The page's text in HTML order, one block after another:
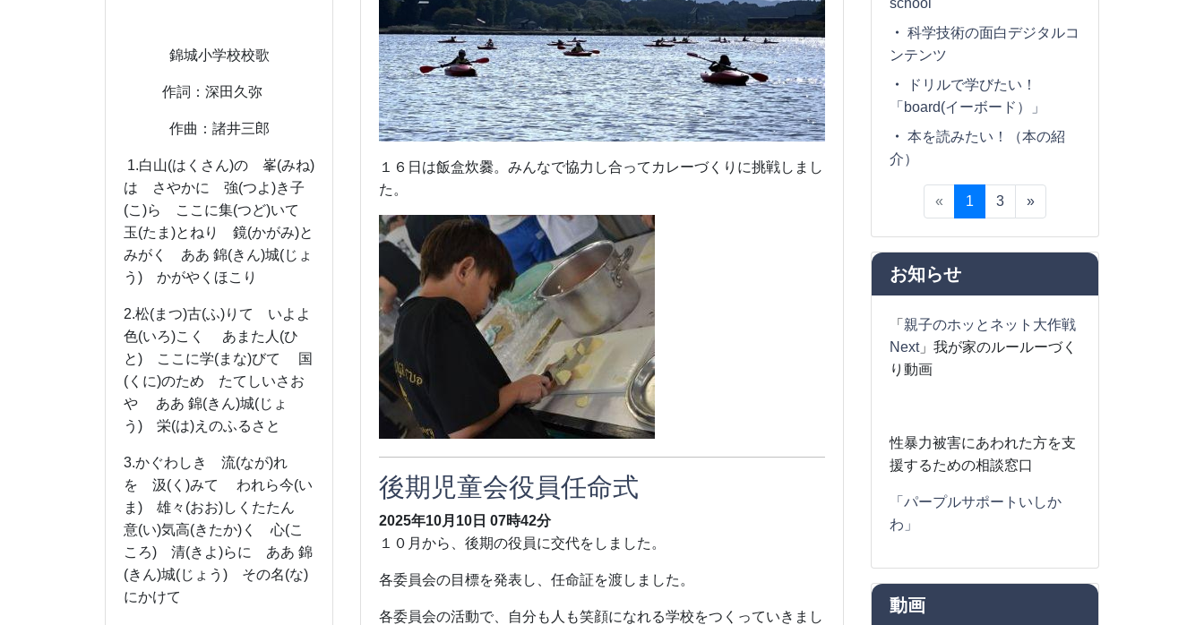
錦城小学校校歌
作詞：深田久弥
作曲：諸井三郎
1.白山(はくさん)の 峯(みね)
は さやかに 強(つよ)き子
(こ)ら ここに集(つど)いて
玉(たま)とねり 鏡(かがみ)と
みがく ああ 錦(きん)城(じょ
う) かがやくほこり
2.松(まつ)古(ふ)りて いよよ
色(いろ)こく あまた人(ひ
と) ここに学(まな)びて 国
(くに)のため たてしいさお
や ああ 錦(きん)城(じょ
う) 栄(は)えのふるさと
3.かぐわしき 流(なが)れ
を 汲(く)みて われら今(い
ま) 雄々(おお)しくたたん
意(い)気高(きたか)く 心(こ
ころ) 清(きよ)らに ああ 錦
(きん)城(じょう) その名(な)
にかけて
１６日は飯盒炊爨。みんなで協力し合ってカレーづくりに挑戦しまし
た。
後期児童会役員任命式
2025年10月10日 07時42分
１０月から、後期の役員に交代をしました。
各委員会の目標を発表し、任命証を渡しました。
各委員会の活動で、自分も人も笑顔になれる学校をつくっていきまし
科学技術の面白デジタルコ
ンテンツ
ドリルで学びたい！
「board(イーボード）」
本を読みたい！（本の紹
介）
« 1 3 »
お知らせ
「 親子のホッとネット大作戦
Next」我が家のルールーづく
り動画
性暴力被害にあわれた方を支
援するための相談窓口
「パープルサポートいしか
わ」
動画